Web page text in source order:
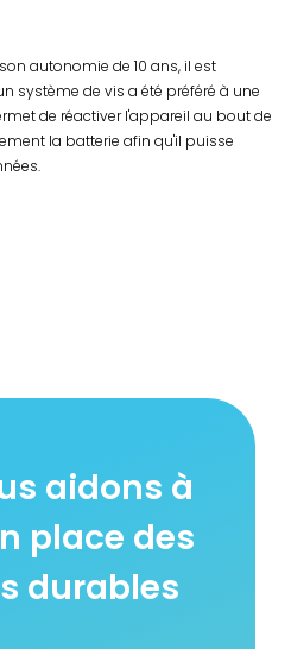
autonomie de 10 ans, il est
système de vis a été préféré à une
de réactiver l'appareil au bout de
la batterie afin qu'il puisse
aidons à
place des
durables